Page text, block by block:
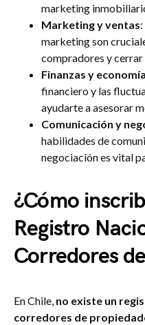
marketing
Marketing y ventas
marketing son
compradores y cerrar
Finanzas y economía
financiero y las
ayudarte a asesorar
Comunicación y
habilidades de
negociación es vital
¿Cómo
Registro
Corredores
En Chile, no existe un
corredores de